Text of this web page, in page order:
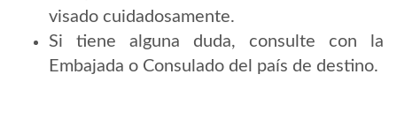
visado cuidadosamente.
Si tiene alguna duda, consulte con la
Embajada o Consulado del país de destino.